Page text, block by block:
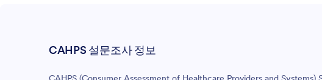
CAHPS 설문조사 정보